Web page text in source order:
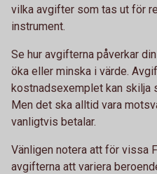
vilka avgifter som tas ut för
instrument.
Se hur avgifterna påverkar
öka eller minska i värde.
kostnadsexemplet kan skilja
Men det ska alltid vara
vanligtvis betalar.
Vänligen notera att för vissa
avgifterna att variera